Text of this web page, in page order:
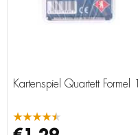
Kartenspiel Quartett Formel 1
★★★★★